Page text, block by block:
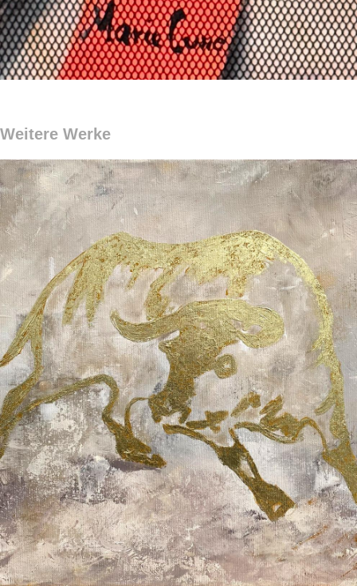
Weitere Werke